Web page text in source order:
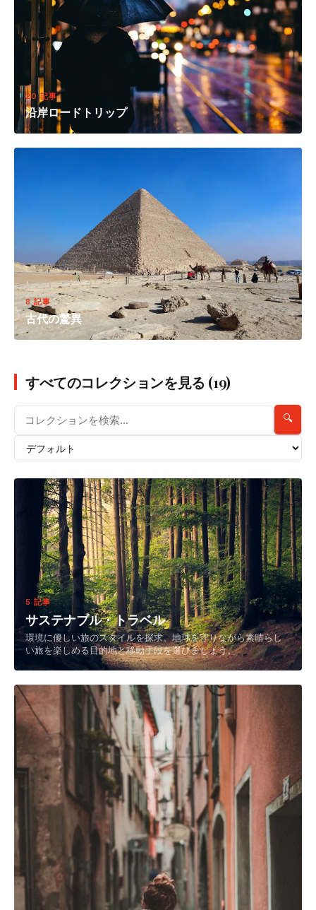
20 記事
沿岸ロードトリップ
8 記事
古代の驚異
すべてのコレクションを見る (19)
🔍
5 記事
サステナブル・トラベル
環境に優しい旅のスタイルを探求。地球を守りながら素晴らし
い旅を楽しめる目的地と移動手段を選びましょう。